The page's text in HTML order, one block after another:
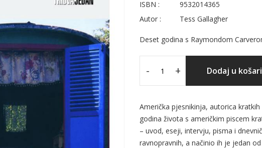
ISBN :
9532014365
Autor :
Tess Gallagher
Deset godina s Raymondom
- + Dodaj u
Američka pjesnikinja, autorica
godina života s američkim piscem
– uvod, eseji, intervju, pisma i
ravnopravnih, a načinio ih je jedan od